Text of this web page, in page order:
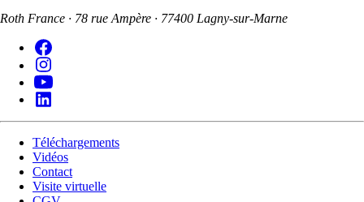
Roth France · 78 rue Ampère · 77400 Lagny-sur-Marne
Téléchargements
Vidéos
Contact
Visite virtuelle